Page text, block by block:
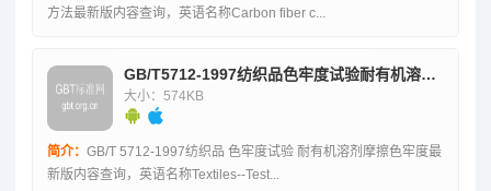
方法最新版内容查询，英语名称Carbon fiber c...
GB/T5712-1997纺织品色牢度试验耐有机溶剂摩擦色牢度
大小：574KB
简介： GB/T 5712-1997纺织品 色牢度试验 耐有机溶剂摩擦色牢度最
新版内容查询，英语名称Textiles--Test...